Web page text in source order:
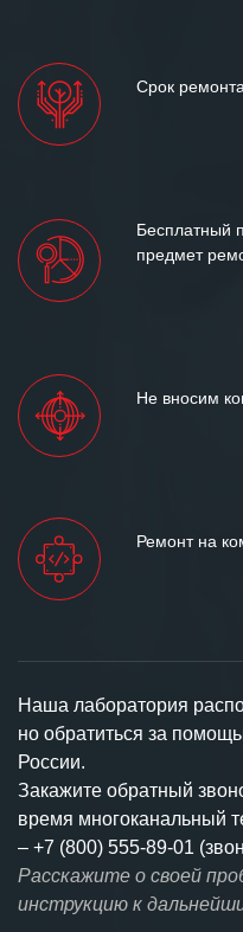
Срок
Бесплатный
предмет
Не вносим
Ремонт на
Наша лаборатория
но обратиться за
России.
Закажите обратный
время многоканальный
– +7 (800) 555-89-01
Расскажите о своей
инструкцию к